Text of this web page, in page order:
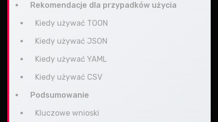
Rekomendacje dla przypadków użycia
Kiedy używać TOON
Kiedy używać JSON
Kiedy używać YAML
Kiedy używać CSV
Podsumowanie
Kluczowe wnioski